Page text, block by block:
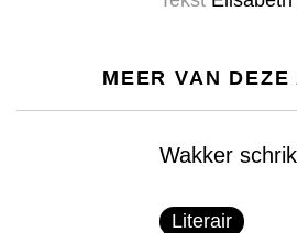
MEER VAN DEZE
Wakker
Literair